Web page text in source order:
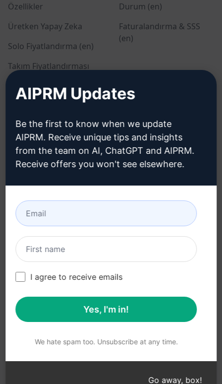
Özellikler
Üretken Yapay Zeka
Solo Fiyatlandırma (en)
Takım Fiyatlandırması
(en)
Blog (en)
Durum (en)
Faturalandırma & SSS
(en)
YASAL
Gizlilik Politikası (en)
Politikası (en)
Kullanım Koşulları (en)
Tarayıcı Uzantısı
Terimleri (en)
Faturalama Koşulları (en)
Nasıl kurulur
© 2026
All logos, trademarks, and registered trademarks are the
AIPRM and other related brand names are registered
laws.
and EU CTM EU18823472, EU18830896.
AIPRM Updates
Be the first to know when we update
AIPRM. Receive unique tips and insights
from the team on AI, ChatGPT and AIPRM.
Receive offers you won't see elsewhere.
I agree to receive emails
Yes, I'm in!
We hate spam too. Unsubscribe at any time.
Go away, box!